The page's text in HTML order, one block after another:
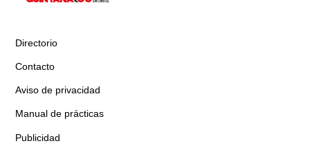
Directorio
Contacto
Aviso de privacidad
Manual de prácticas
Publicidad